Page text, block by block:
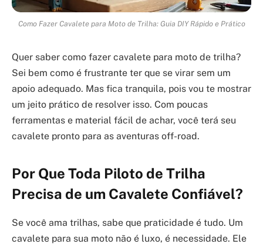
Como Fazer Cavalete para Moto de Trilha: Guia DIY Rápido e Prático
Quer saber como fazer cavalete para moto de trilha?
Sei bem como é frustrante ter que se virar sem um
apoio adequado. Mas fica tranquila, pois vou te mostrar
um jeito prático de resolver isso. Com poucas
ferramentas e material fácil de achar, você terá seu
cavalete pronto para as aventuras off-road.
Por Que Toda Piloto de Trilha
Precisa de um Cavalete Confiável?
Se você ama trilhas, sabe que praticidade é tudo. Um
cavalete para sua moto não é luxo, é necessidade. Ele